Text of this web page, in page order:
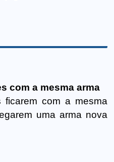
com a mesma arma
ficarem com a mesma
uma arma nova